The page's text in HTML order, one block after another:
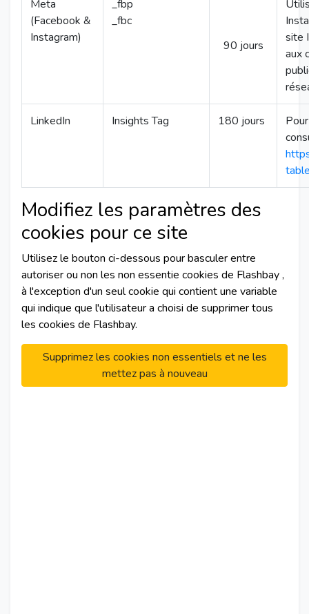
Meta
(Facebook &
Instagram)
_fbp
_fbc
90 jours
site
aux
LinkedIn Insights Tag 180 jours
Modifiez les paramètres des
cookies pour ce site
Utilisez le bouton ci-dessous pour basculer entre
autoriser ou non les non essentie cookies de Flashbay ,
à l'exception d'un seul cookie qui contient une variable
qui indique que l'utilisateur a choisi de supprimer tous
les cookies de Flashbay.
Supprimez les cookies non essentiels et ne les
mettez pas à nouveau